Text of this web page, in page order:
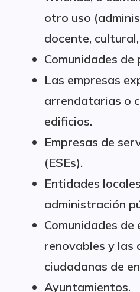
otro uso
docente,
Comunidades
Las empresas
arrendatarias o
edificios.
Empresas de
(ESEs).
Entidades
administración
Comunidades de
renovables y las
ciudadanas de
Ayuntamientos.